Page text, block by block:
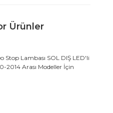
Ürünler